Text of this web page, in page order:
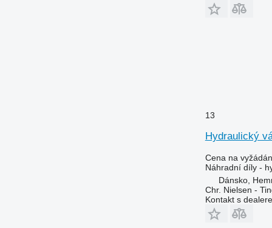
13
Hydraulický
Cena na
Náhradní díly -
Dánsko,
Chr. Nielsen -
Kontakt s